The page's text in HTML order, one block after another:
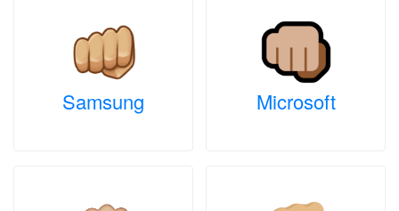
Samsung Microsoft